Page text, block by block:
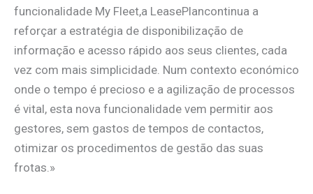
funcionalidade My Fleet,a LeasePlancontinua a
reforçar a estratégia de disponibilização de
informação e acesso rápido aos seus clientes, cada
vez com mais simplicidade. Num contexto económico
onde o tempo é precioso e a agilização de processos
é vital, esta nova funcionalidade vem permitir aos
gestores, sem gastos de tempos de contactos,
otimizar os procedimentos de gestão das suas
frotas.»